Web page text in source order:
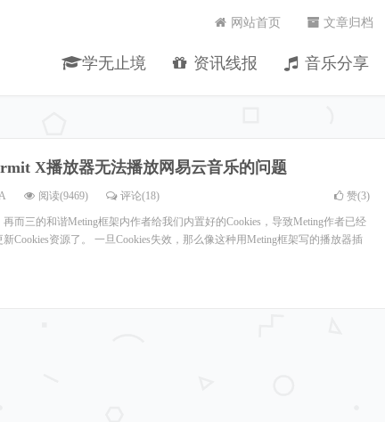
学无止境 资讯线报 音乐分享
网站首页 文章归档
X播放器无法播放网易云音乐的问题
阅读(9469) 评论(18) 赞(3)
而三的和谐Meting框架内作者给我们内置好的Cookies，导致Meting作者已经
Cookies资源了。 一旦Cookies失效，那么像这种用Meting框架写的播放器插